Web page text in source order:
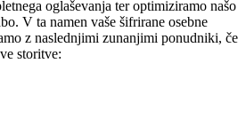
oglaševanja ter optimiziramo našo
V ta namen vaše šifrirane osebne
z naslednjimi zunanjimi ponudniki, če
storitve: